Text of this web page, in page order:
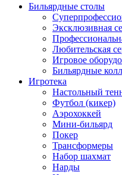
Бильярдные столы
Эксклюзивная
Любительская
Игровое
Бильярдные
Игротека
Настольный
Футбол (кикер)
Аэрохоккей
Мини-бильярд
Покер
Трансформеры
Набор шахмат
Нарды